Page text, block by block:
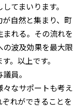
てまいります。
自然と集まり、町
れる。その流れを
波及効果を最大限
。以上です。
員。
なサポートも考え
れができることを